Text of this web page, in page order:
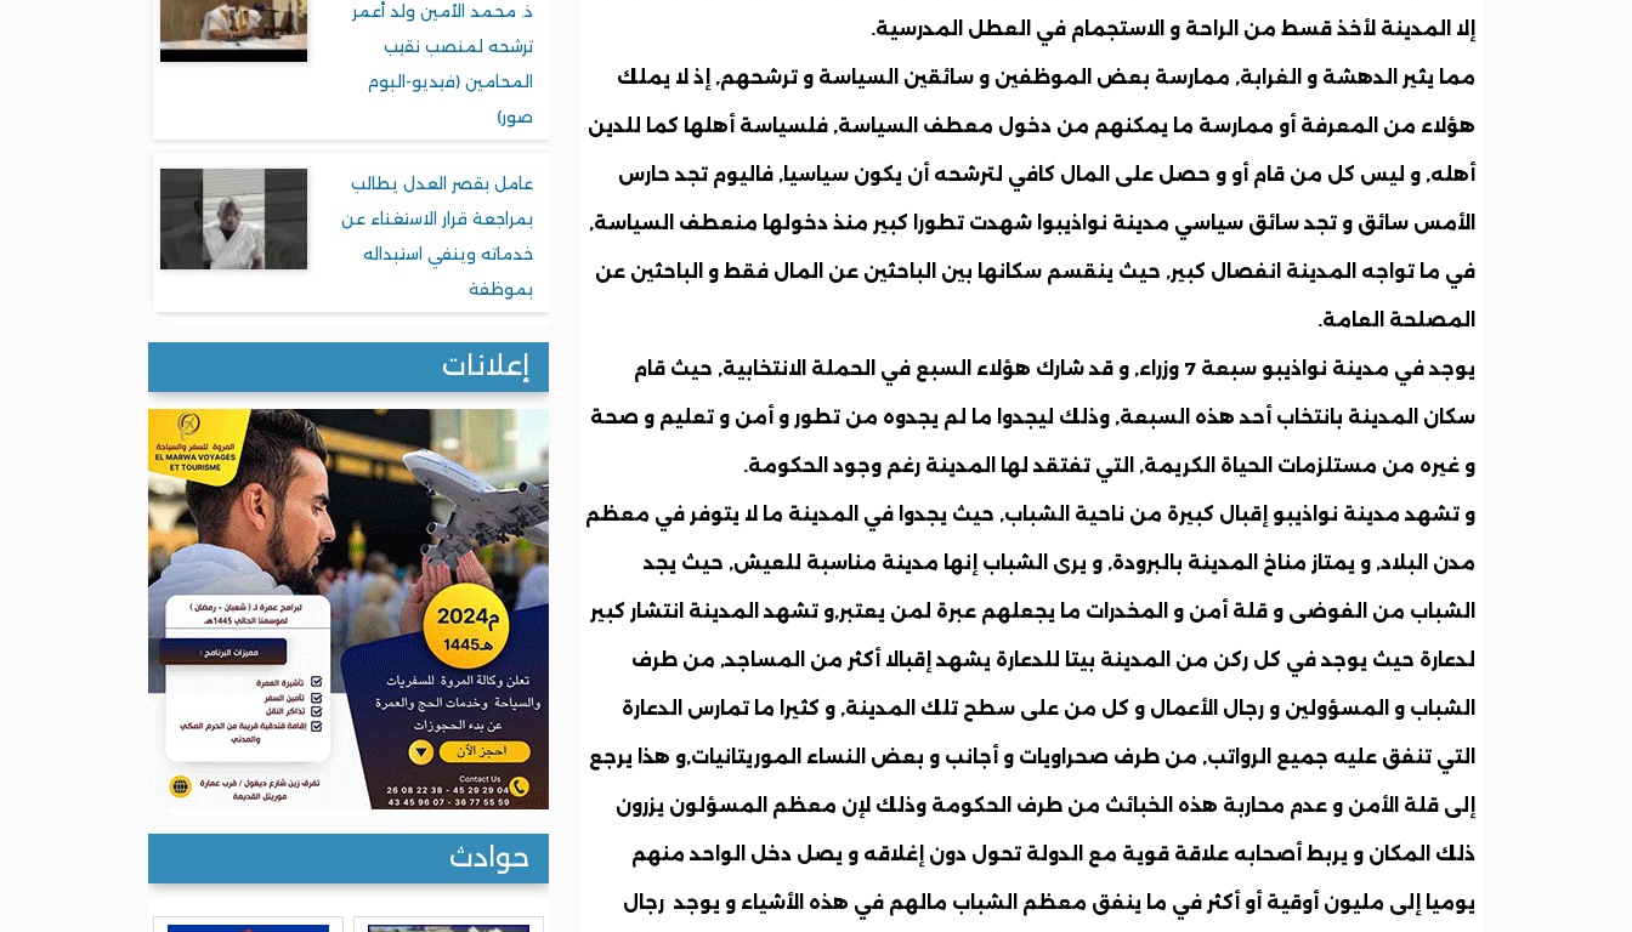
إلا المدينة لأخذ قسط من الراحة و الاستجمام في العطل المدرسية.
مما يثير الدهشة و الغرابة, ممارسة بعض الموظفين و سائقين السياسة و ترشحهم, إذ لا يملك
هؤلاء من المعرفة أو ممارسة ما يمكنهم من دخول معطف السياسة, فلسياسة أهلها كما للدين
أهله, و ليس كل من قام أو و حصل على المال كافي لترشحه أن يكون سياسيا, فاليوم تجد حارس
الأمس سائق و تجد سائق سياسي مدينة نواذيبوا شهدت تطورا كبير منذ دخولها منعطف السياسة,
في ما تواجه المدينة انفصال كبير, حيث ينقسم سكانها بين الباحثين عن المال فقط و الباحثين عن
المصلحة العامة.
يوجد في مدينة نواذيبو سبعة 7 وزراء, و قد شارك هؤلاء السبع في الحملة الانتخابية, حيث قام
سكان المدينة بانتخاب أحد هذه السبعة, وذلك ليجدوا ما لم يجدوه من تطور و أمن و تعليم و صحة
و غيره من مستلزمات الحياة الكريمة, التي تفتقد لها المدينة رغم وجود الحكومة.
و تشهد مدينة نواذيبو إقبال كبيرة من ناحية الشباب, حيث يجدوا في المدينة ما لا يتوفر في معظم
مدن البلاد, و يمتاز مناخ المدينة بالبرودة, و يرى الشباب إنها مدينة مناسبة للعيش, حيث يجد
الشباب من الفوضى و قلة أمن و المخدرات ما يجعلهم عبرة لمن يعتبر,و تشهد المدينة انتشار كبير
لدعارة حيث يوجد في كل ركن من المدينة بيتا للدعارة يشهد إقبالا أكثر من المساجد, من طرف
الشباب و المسؤولين و رجال الأعمال و كل من على سطح تلك المدينة, و كثيرا ما تمارس الدعارة
التي تنفق عليه جميع الرواتب, من طرف صحراويات و أجانب و بعض النساء الموريتانيات,و هذا يرجع
إلى قلة الأمن و عدم محاربة هذه الخبائث من طرف الحكومة وذلك لإن معظم المسؤلون يزرون
ذلك المكان و يربط أصحابه علاقة قوية مع الدولة تحول دون إغلاقه و يصل دخل الواحد منهم
يوميا إلى مليون أوقية أو أكثر في ما ينفق معظم الشباب مالهم في هذه الأشياء و يوجد رجال
ذ. محمد الأمين ولد أعمر
ترشحه لمنصب نقيب
المحامين (فيديو-البوم
صور)
عامل بقصر العدل يطالب
بمراجعة قرار الاستغناء عن
خدماته وينفي استبداله
بموظفة
إعلانات
حوادث